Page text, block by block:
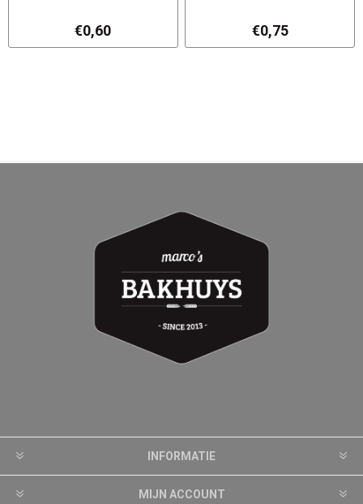
€0,60 €0,75
INFORMATIE
MIJN ACCOUNT